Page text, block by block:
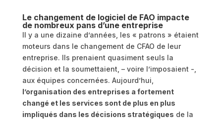
Le changement de logiciel de FAO impacte
de nombreux pans d’une entreprise
Il y a une dizaine d’années, les « patrons » étaient
moteurs dans le changement de CFAO de leur
entreprise. Ils prenaient quasiment seuls la
décision et la soumettaient, – voire l’imposaient -,
aux équipes concernées. Aujourd’hui,
l’organisation des entreprises a fortement
changé et les services sont de plus en plus
impliqués dans les décisions stratégiques de la